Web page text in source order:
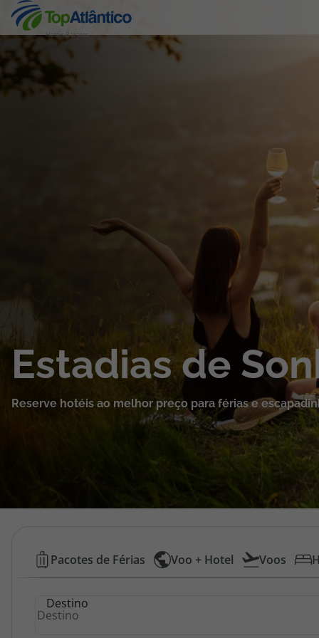
Hotéis Baratos
Destinos
Pacotes de Férias
Cruzeiros
Promoções
Área de Cliente
Estadias de
Reserve hotéis ao melhor preço para férias e
Hotéis
Baratos
Pacotes de Férias Voo + Hotel Voos
Destino